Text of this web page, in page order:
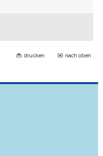
drucken nach oben